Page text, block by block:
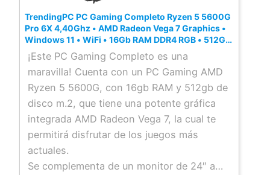
te ayudará en caso de tener algún
inconveniente.
Rendimiento estimado en juegos a 1080p.
Valorant: 380fps Fornite: 250fps GTA V:
240fps CSGO: 430fps
TrendingPC PC Gaming Completo Ryzen 5 5600G
Pro 6X 4,40Ghz • AMD Radeon Vega 7 Graphics •
Windows 11 • WiFi • 16Gb RAM DDR4 RGB • 512Gb
m.2 SSD • Monitor 24″ 75hz • Teclado,Auriculares
y ratón Gamer
¡Este PC Gaming Completo es una
maravilla! Cuenta con un PC Gaming AMD
Ryzen 5 5600G, con 16gb RAM y 512gb de
disco m.2, que tiene una potente gráfica
integrada AMD Radeon Vega 7, la cual te
permitirá disfrutar de los juegos más
actuales.
Se complementa de un monitor de 24″ a